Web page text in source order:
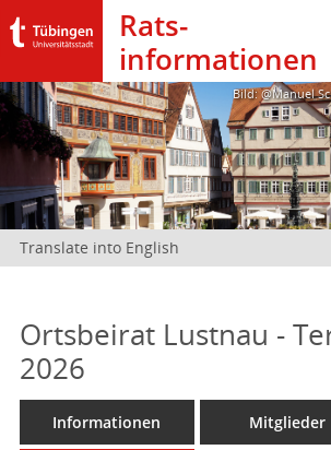
Rats­
informationen
Bild: @Manuel
Translate into English
Ortsbeirat Lustnau -
2026
Informationen Mitglieder